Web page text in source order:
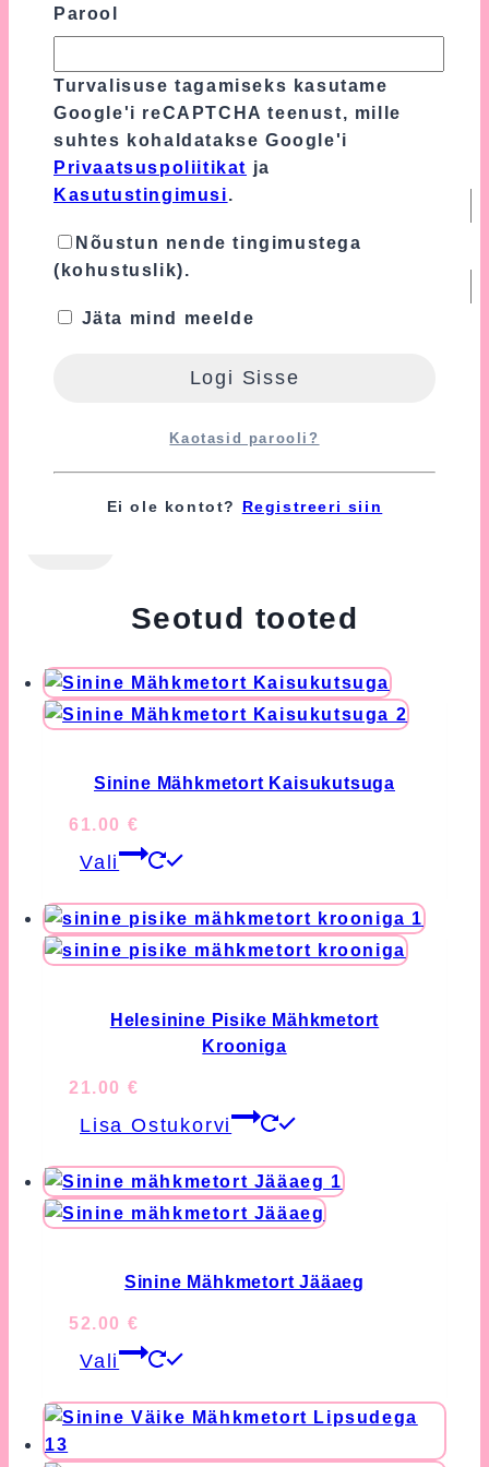
Nimi*
E-post*
kohaldatakse Google'i Privaatsuspoliitikat
Seotud tooted
Sinine Mähkmetort Kaisukutsuga
61.00 €
Vali
has
multiple
variants.
options
may
on
product
page
Helesinine Pisike Mähkmetort
Krooniga
21.00 €
Lisa Ostukorvi
Sinine Mähkmetort Jääaeg
52.00 €
Vali
has
multiple
variants.
Parool
Turvalisuse tagamiseks kasutame
Google'i reCAPTCHA teenust, mille
suhtes kohaldatakse Google'i
Privaatsuspoliitikat ja
Kasutustingimusi.
Nõustun nende tingimustega
(kohustuslik).
Jäta mind meelde
Kaotasid parooli?
Ei ole kontot? Registreeri siin